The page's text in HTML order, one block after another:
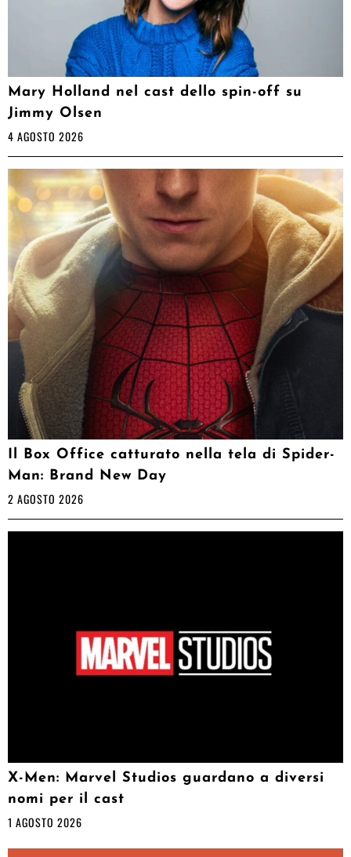
Mary Holland nel cast dello spin-off su
Jimmy Olsen
4 AGOSTO 2026
Il Box Office catturato nella tela di Spider-
Man: Brand New Day
2 AGOSTO 2026
X-Men: Marvel Studios guardano a diversi
nomi per il cast
1 AGOSTO 2026